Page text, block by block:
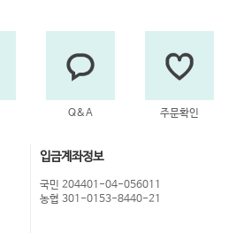
Q&A 주문확인
입금계좌정보
국민 204401-04-056011
농협 301-0153-8440-21